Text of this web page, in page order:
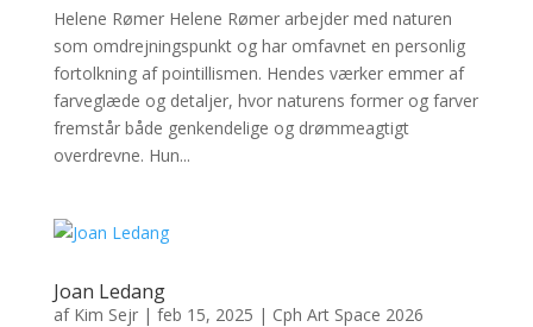
Helene Rømer Helene Rømer arbejder med naturen
som omdrejningspunkt og har omfavnet en personlig
fortolkning af pointillismen. Hendes værker emmer af
farveglæde og detaljer, hvor naturens former og farver
fremstår både genkendelige og drømmeagtigt
overdrevne. Hun...
Joan Ledang
af Kim Sejr| feb 15, 2025 | Cph Art Space 2026